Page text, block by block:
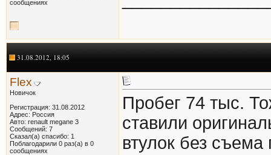
сообщениях
31.08.2012, 18:05
Flex
Новичок
Регистрация: 31.08.2012
Адрес: Россия
Авто: renault megane 3
Сообщений: 7
Сказал(а) спасибо: 1
Поблагодарили 0 раз(а) в 0
сообщениях
Пробег 74 тыс.
ставили
втулок без